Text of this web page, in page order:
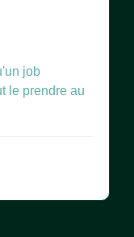
job
le prendre au